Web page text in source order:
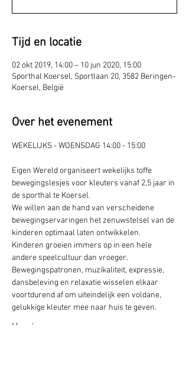
Tijd en locatie
02 okt 2019, 14:00 – 10 jun 2020, 15:00
Sporthal Koersel, Sportlaan 20, 3582 Beringen-
Koersel, België
Over het evenement
WEKELIJKS - WOENSDAG 14:00 - 15:00
Eigen Wereld organiseert wekelijks toffe
bewegingslesjes voor kleuters vanaf 2,5 jaar in
de sporthal te Koersel.
We willen aan de hand van verscheidene
bewegingservaringen het zenuwstelsel van de
kinderen optimaal laten ontwikkelen.
Kinderen groeien immers op in een hele
andere speelcultuur dan vroeger.
Bewegingspatronen, muzikaliteit, expressie,
dansbeleving en relaxatie wisselen elkaar
voortdurend af om uiteindelijk een voldane,
gelukkige kleuter mee naar huis te geven.
Meer lezen >